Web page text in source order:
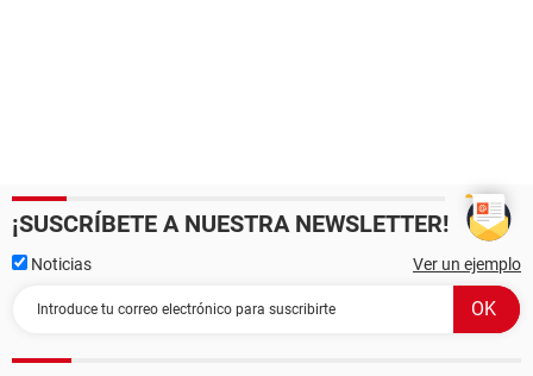
¡SUSCRÍBETE A NUESTRA NEWSLETTER!
Noticias Ver un ejemplo